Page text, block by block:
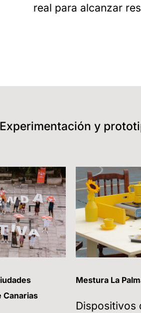
real para alcanzar
y
Canarias
Mestura La
Dispositivos